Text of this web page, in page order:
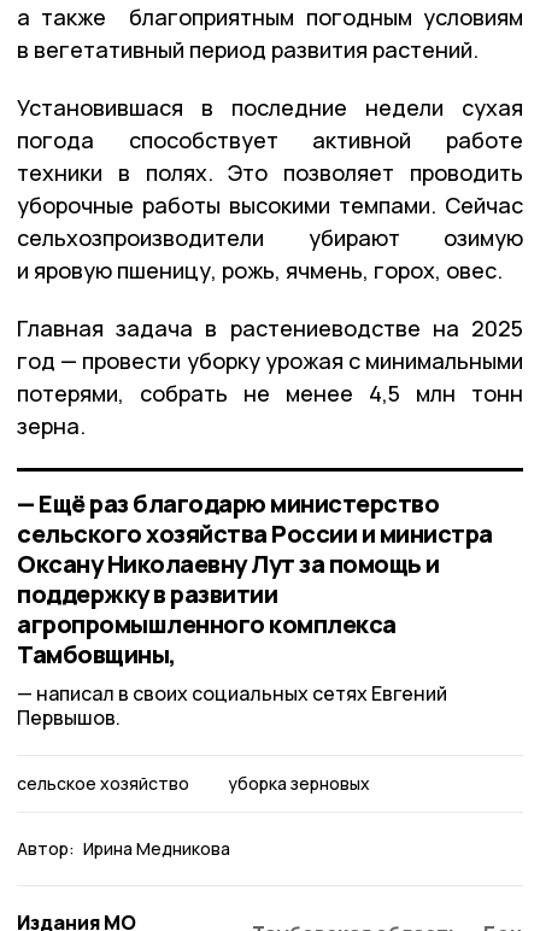
а также благоприятным погодным условиям
в вегетативный период развития растений.
Установившася в последние недели сухая
погода способствует активной работе
техники в полях. Это позволяет проводить
уборочные работы высокими темпами. Сейчас
сельхозпроизводители убирают озимую
и яровую пшеницу, рожь, ячмень, горох, овес.
Главная задача в растениеводстве на 2025
год — провести уборку урожая с минимальными
потерями, собрать не менее 4,5 млн тонн
зерна.
— Ещё раз благодарю министерство
сельского хозяйства России и министра
Оксану Николаевну Лут за помощь и
поддержку в развитии
агропромышленного комплекса
Тамбовщины,
написал в своих социальных сетях Евгений
Первышов.
сельское хозяйство уборка зерновых
Автор: Ирина Медникова
Издания МО